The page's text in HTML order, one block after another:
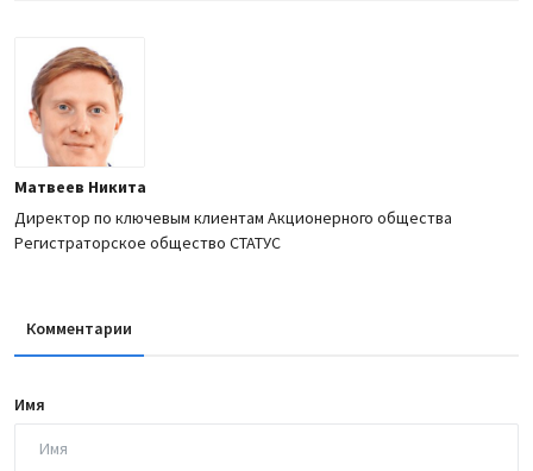
Матвеев Никита
Директор по ключевым клиентам Акционерного общества
Регистраторское общество СТАТУС
Комментарии
Имя